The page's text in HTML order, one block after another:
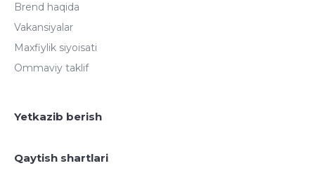
Brend haqida
Vakansiyalar
Maxfiylik siyoisati
Ommaviy taklif
Yetkazib berish
Qaytish shartlari